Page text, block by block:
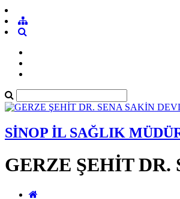
SİNOP İL SAĞLIK
GERZE ŞEHİT DR.